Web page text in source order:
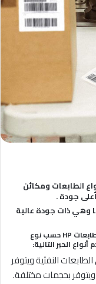
الطابعات ومكائن
وهي ذات جودة عالية
يمكن استخدام أنواع مختلفة من أحبار الطابعات لطابعات HP حسب نوع
النفثية ويتوفر
بحجمات مختلفة.